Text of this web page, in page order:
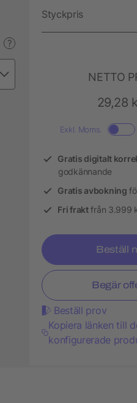
?
Styckpris
NETTO
29,28
Exkl. Moms.
Gratis digitalt
godkännande
Gratis avbokning
Fri fraktfrån 3.999
Beställ
Begär
Beställ prov
Kopiera länken till
konfigurerade